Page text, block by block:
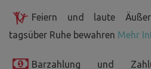
Feiern und laute
tagsüber Ruhe bewahren Mehr
Barzahlung und